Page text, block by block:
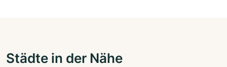
Städte in der Nähe